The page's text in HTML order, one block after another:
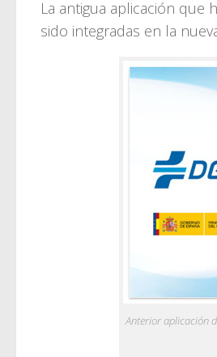
La antigua aplicación
sido integradas en la
Anterior aplicación